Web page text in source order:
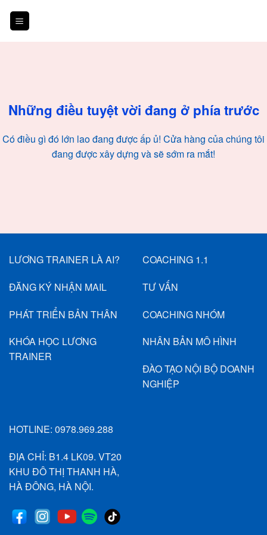
dungNhững điều tuyệt vời đang ở phía trước
Có điều gì đó lớn lao đang được ấp ủ! Cửa hàng của chúng tôi
đang được xây dựng và sẽ sớm ra mắt!
LƯƠNG TRAINER LÀ AI?
ĐĂNG KÝ NHẬN MAIL
PHÁT TRIỂN BẢN THÂN
KHÓA HỌC LƯƠNG
TRAINER
COACHING 1.1
TƯ VẤN
COACHING NHÓM
NHÂN BẢN MÔ HÌNH
ĐÀO TẠO NỘI BỘ DOANH
NGHIỆP
HOTLINE: 0978.969.288
ĐỊA CHỈ: B1.4 LK09. VT20
KHU ĐÔ THỊ THANH HÀ,
HÀ ĐÔNG, HÀ NỘI.